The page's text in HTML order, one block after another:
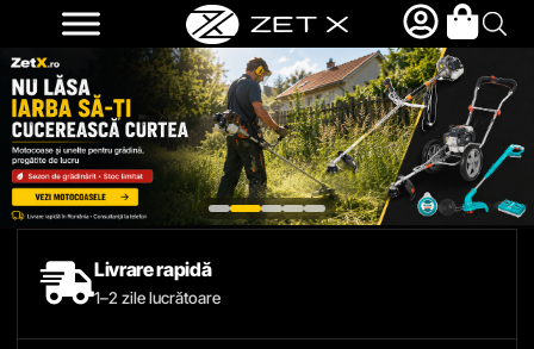
Livrare rapidă
1–2 zile lucrătoare